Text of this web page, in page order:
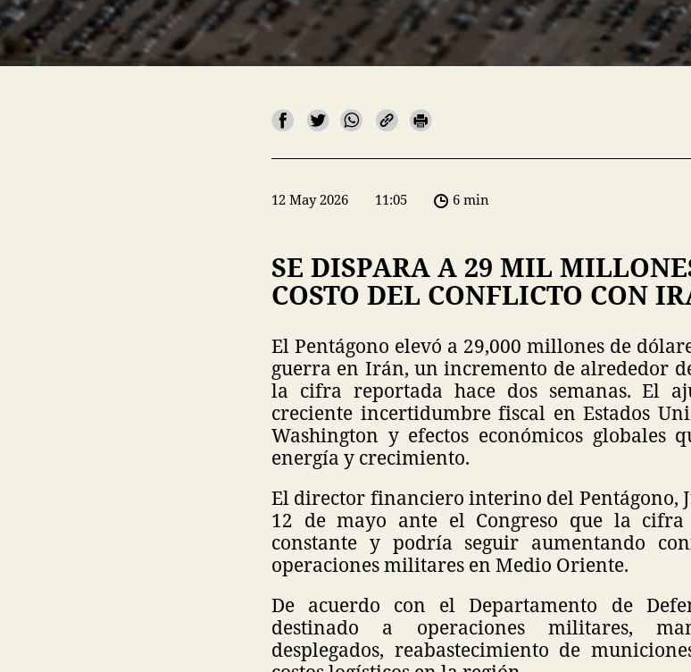
12 May 2026 11:05 6 min
SE DISPARA A 29 MIL
COSTO DEL CONFLICTO CON
El Pentágono elevó a 29,000 millones de
guerra en Irán, un incremento de alrededor
la cifra reportada hace dos semanas. El
creciente incertidumbre fiscal en Estados
Washington y efectos económicos globales
energía y crecimiento.
El director financiero interino del Pentágono,
12 de mayo ante el Congreso que la
constante y podría seguir aumentando
operaciones militares en Medio Oriente.
De acuerdo con el Departamento de
destinado a operaciones militares,
desplegados, reabastecimiento de